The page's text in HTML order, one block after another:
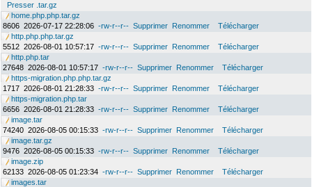
Presser .tar.gz
home.php.php.tar.gz
8606 2026-07-17 22:28:06 -rw-r--r-- Supprimer Renommer
Télécharger
http.php.php.tar.gz
5512 2026-08-01 10:57:17 -rw-r--r-- Supprimer Renommer
Télécharger
http.php.tar
27648 2026-08-01 10:57:17 -rw-r--r-- Supprimer Renommer
Télécharger
https-migration.php.php.tar.gz
1717 2026-08-01 21:28:33 -rw-r--r-- Supprimer Renommer
Télécharger
https-migration.php.tar
6656 2026-08-01 21:28:33 -rw-r--r-- Supprimer Renommer
Télécharger
image.tar
74240 2026-08-05 00:15:33 -rw-r--r-- Supprimer Renommer
Télécharger
image.tar.gz
9476 2026-08-05 00:15:33 -rw-r--r-- Supprimer Renommer
Télécharger
image.zip
62133 2026-08-05 01:23:34 -rw-r--r-- Supprimer Renommer
Télécharger
images.tar